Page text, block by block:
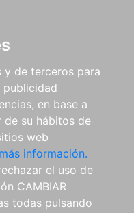
y de terceros para
publicidad
en base a
su hábitos de
web
información.
el uso de
CAMBIAR
todas pulsando